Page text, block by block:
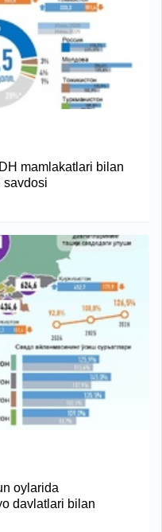
mamlakatlari bilan
savdosi
oylarida
davlatlari bilan